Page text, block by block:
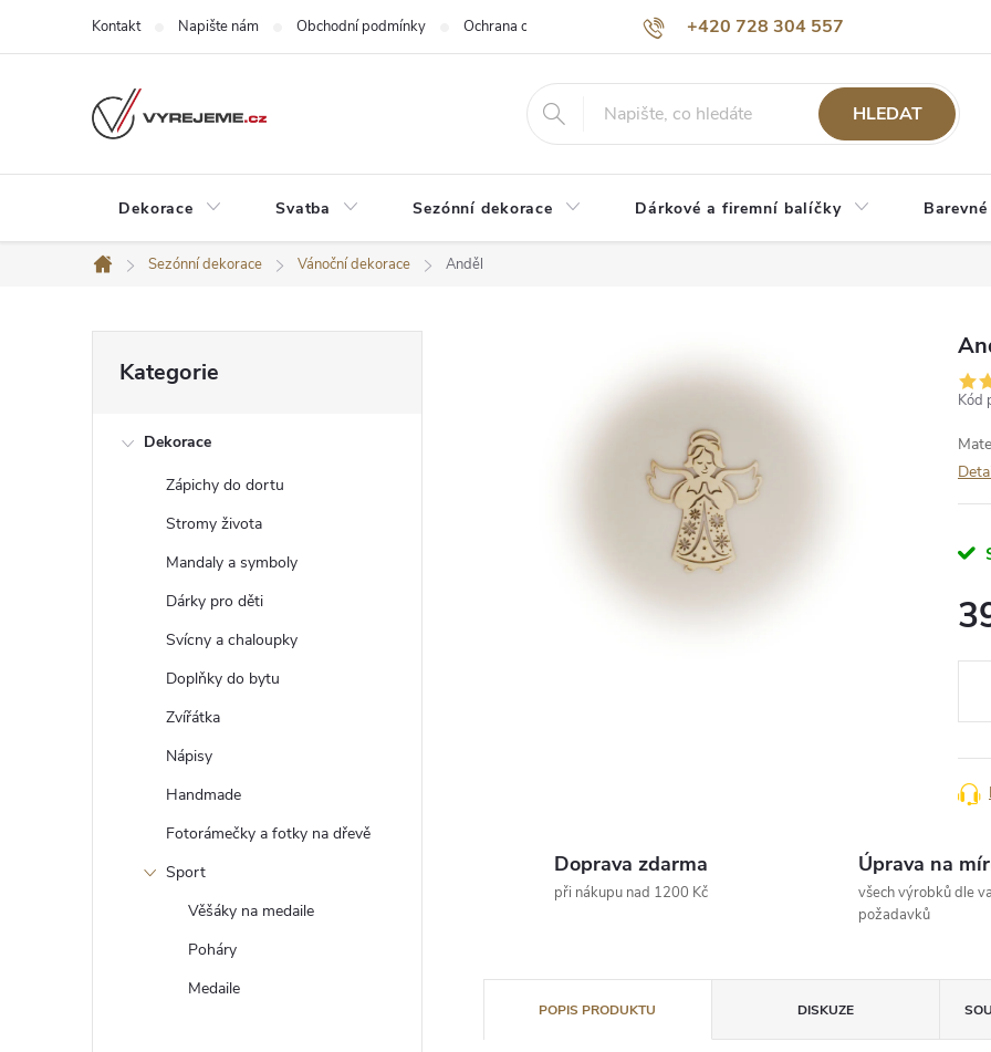
+420 728 304 557
Kontakt Napište nám Obchodní podmínky Ochrana osobních údajů O nás
HLEDAT
Dekorace Svatba Sezónní dekorace Dárkové a firemní balíčky
Domů
Sezónní dekorace Vánoční dekorace Anděl
kategorie
Kategorie
Dekorace
Zápichy do dortu
Stromy života
Mandaly a symboly
Dárky pro děti
Svícny a chaloupky
Doplňky do bytu
Zvířátka
Nápisy
Handmade
Fotorámečky a fotky na dřevě
Sport
Věšáky na medaile
Poháry
Medaile
Kód
Doprava zdarma
při nákupu nad 1200 Kč
Úprava na
všech výrobků dle
požadavků
POPIS PRODUKTU DISKUZE